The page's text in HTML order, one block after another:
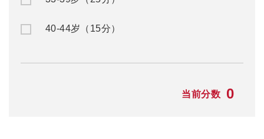
40-44岁（15分）
当前分数 0